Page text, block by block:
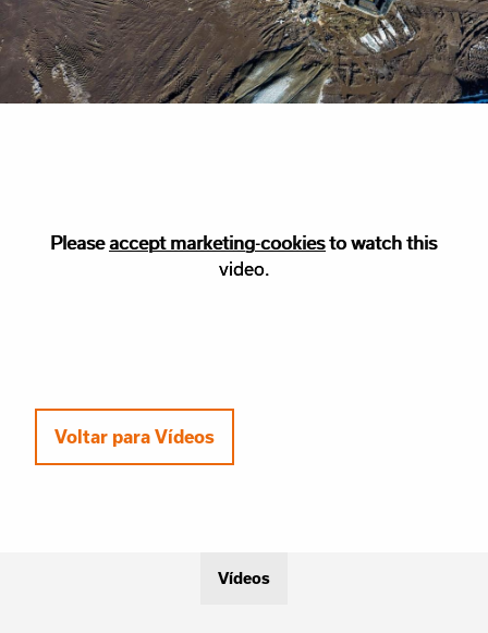
Please accept marketingcookies to watch this
video.
Pleaseaccept marketing-cookiesto watch this
video.
Voltar para Vídeos
Vídeos